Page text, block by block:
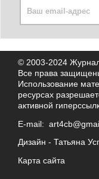
© 2003-2024
Все права
Использование
ресурсах
активной
E-mail:
Дизайн - Татьяна
Карта сайта